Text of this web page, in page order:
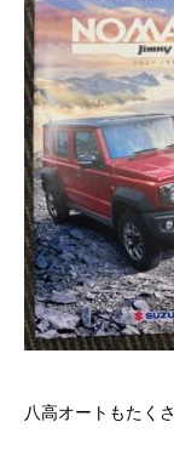
八高オートもたく